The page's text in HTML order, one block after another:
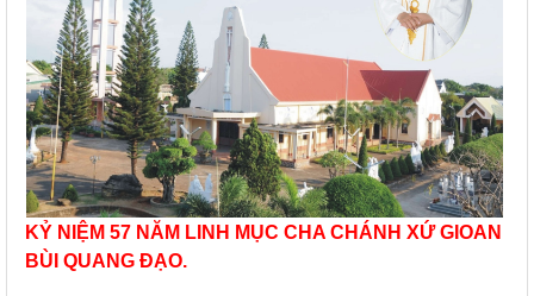
KỶ NIỆM 57 NĂM LINH MỤC CHA CHÁNH XỨ GIOAN
BÙI QUANG ĐẠO.